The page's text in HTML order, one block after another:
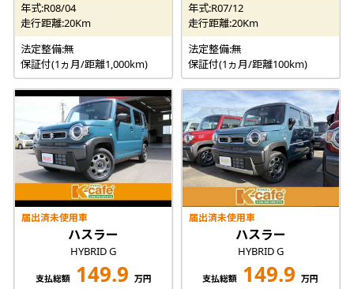
年式:R08/04
走行距離:20Km
法定整備:無
保証付(1ヵ月/距離1,000km)
年式:R07/12
走行距離:20Km
法定整備:無
保証付(1ヵ月/距離100km)
届出済未使用車
ハスラー
HYBRID G
支払総額 149.9 万円
届出済未使用車
ハスラー
HYBRID G
支払総額 149.9 万円